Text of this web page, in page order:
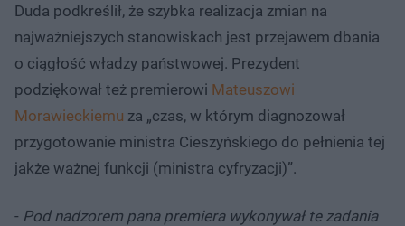
Duda podkreślił, że szybka realizacja zmian na
najważniejszych stanowiskach jest przejawem dbania
o ciągłość władzy państwowej. Prezydent
podziękował też premierowi Mateuszowi
Morawieckiemu za „czas, w którym diagnozował
przygotowanie ministra Cieszyńskiego do pełnienia tej
jakże ważnej funkcji (ministra cyfryzacji)”.
- Pod nadzorem pana premiera wykonywał te zadania